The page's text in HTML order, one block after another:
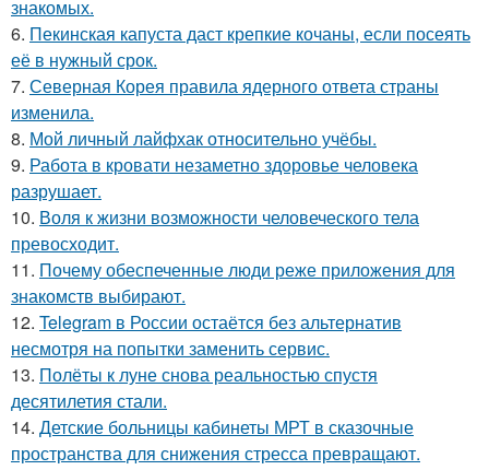
знакомых.
6. Пекинская капуста даст крепкие кочаны, если посеять
её в нужный срок.
7. Северная Корея правила ядерного ответа страны
изменила.
8. Мой личный лайфхак относительно учёбы.
9. Работа в кровати незаметно здоровье человека
разрушает.
10. Воля к жизни возможности человеческого тела
превосходит.
11. Почему обеспеченные люди реже приложения для
знакомств выбирают.
12. Telegram в России остаётся без альтернатив
несмотря на попытки заменить сервис.
13. Полёты к луне снова реальностью спустя
десятилетия стали.
14. Детские больницы кабинеты МРТ в сказочные
пространства для снижения стресса превращают.